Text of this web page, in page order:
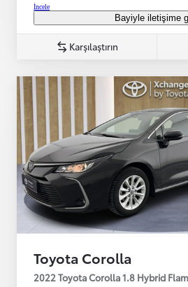
İncele
Bayiyle iletişime
Karşılaştırın
Toyota Corolla
2022 Toyota Corolla 1.8 Hybrid